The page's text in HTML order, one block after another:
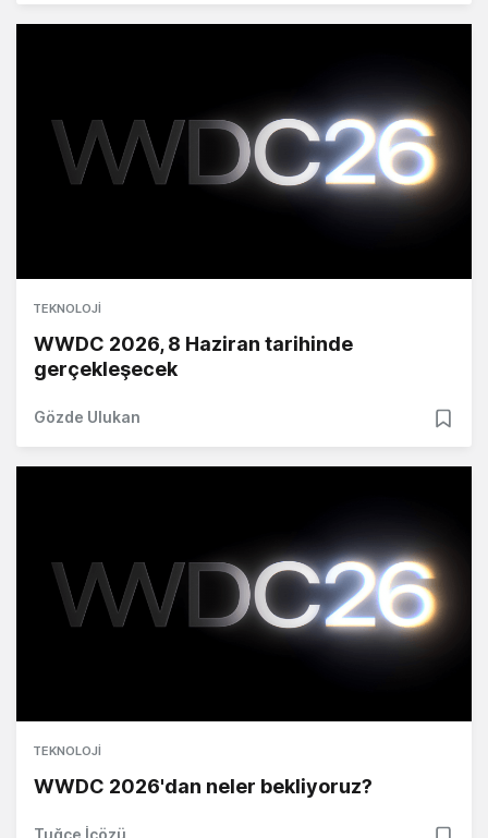
TEKNOLOJI
WWDC 2026, 8 Haziran tarihinde
gerçekleşecek
Gözde Ulukan
TEKNOLOJI
WWDC 2026'dan neler bekliyoruz?